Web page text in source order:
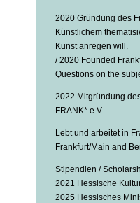
2020 Gründung des
Künstlichem
Kunst anregen will.
/ 2020 Founded
Questions on the
2022 Mitgründung
FRANK* e.V.
Lebt und arbeitet in
Frankfurt/Main and
Stipendien /
2021 Hessische
2025 Hessisches